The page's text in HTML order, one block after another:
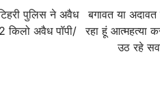
पुलिस ने अवैध
किलो अवैध पॉपी/
बगावत या
रहा हूं आत्महत्या
उठ रहे